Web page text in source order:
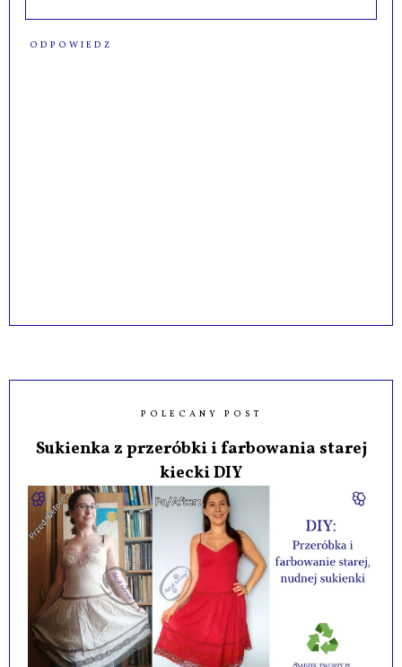
ODPOWIEDZ
POLECANY POST
Sukienka z przeróbki i farbowania starej
kiecki DIY